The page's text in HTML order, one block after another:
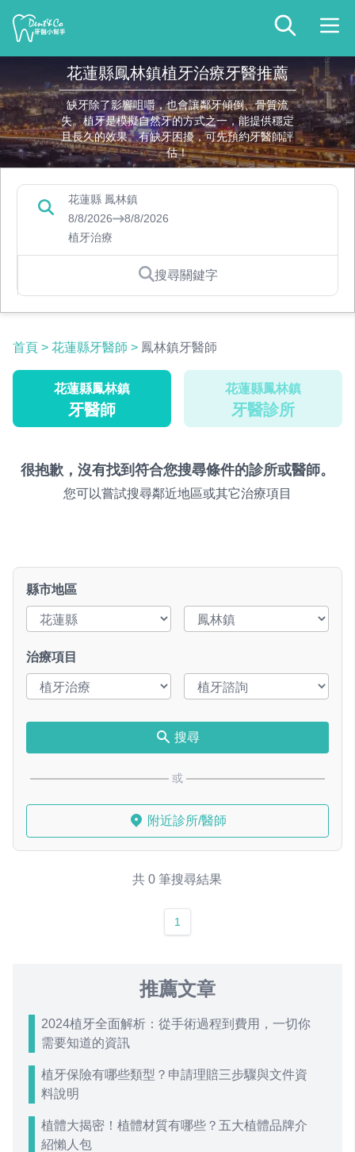
花蓮縣鳳林鎮植牙治療牙醫推薦
缺牙除了影響咀嚼，也會讓鄰牙傾倒、骨質流
失。植牙是模擬自然牙的方式之一，能提供穩定
且長久的效果。有缺牙困擾，可先預約牙醫師評
估！
花蓮縣 鳳林鎮
8/8/2026
8/8/2026
植牙治療
搜尋關鍵字
首頁 > 花蓮縣牙醫師 > 鳳林鎮牙醫師
花蓮縣鳳林鎮
牙醫師
花蓮縣鳳林鎮
牙醫診所
很抱歉，沒有找到符合您搜尋條件的診所或醫師。
您可以嘗試搜尋鄰近地區或其它治療項目
縣市地區
治療項目
搜尋
或
附近診所/醫師
共 0 筆搜尋結果
1
推薦文章
2024植牙全面解析：從手術過程到費用，一切你
需要知道的資訊
植牙保險有哪些類型？申請理賠三步驟與文件資
料說明
植體大揭密！植體材質有哪些？五大植體品牌介
紹懶人包